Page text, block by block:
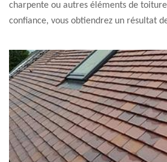
charpente ou autres éléments de
confiance, vous obtiendrez un résultat